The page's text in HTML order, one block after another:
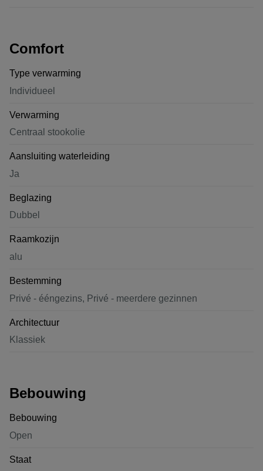
Comfort
Type verwarming
Individueel
Verwarming
Centraal stookolie
Aansluiting waterleiding
Ja
Beglazing
Dubbel
Raamkozijn
alu
Bestemming
Privé - ééngezins, Privé - meerdere gezinnen
Architectuur
Klassiek
Bebouwing
Bebouwing
Open
Staat